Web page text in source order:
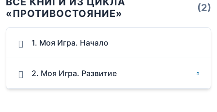
«ПРОТИВОСТОЯНИЕ»
(2)
1. Моя Игра. Начало
2. Моя Игра. Развитие